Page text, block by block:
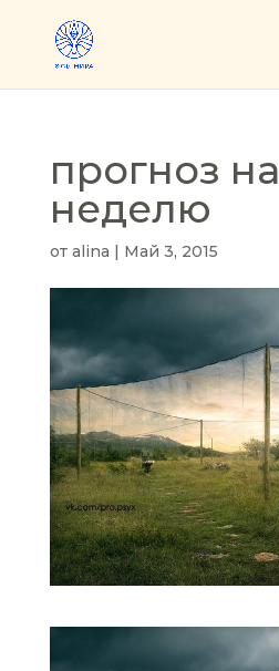
прогноз на
неделю
от alina | Май 3, 2015